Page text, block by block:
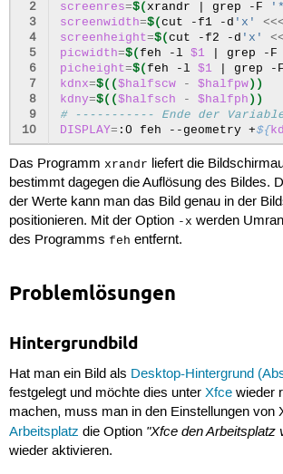
2
3
4
5
6
7
8
9
10
screenres=$(xrandr grep -F
screenwidth=$(cut -f1 -d 'x' <<<
screenheight=$(cut -f2 -d 'x'
picwidth=$(feh -l $1 grep -F
picheight=$(feh -l $1 grep -F
kdnx=$(($halfscw - $halfpw ))
kdny=$(($halfsch - $halfph ))
# ----------- Ende der
DISPLAY= :0 feh --geometry +${
Das Programm xrandr liefert die
bestimmt dagegen die Auflösung des Bildes.
der Werte kann man das Bild genau in der
positionieren. Mit der Option -x werden
des Programms feh entfernt.
Problemlösungen
Hintergrundbild
Hat man ein Bild als Desktop-Hintergrund
festgelegt und möchte dies unter Xfcewieder
machen, muss man in den Einstellungen von
Arbeitsplatz die Option "Xfce den Arbeitsplatz
wieder aktivieren.